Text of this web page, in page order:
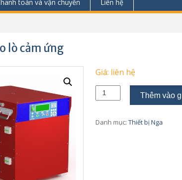
toán và vận chuyển Liên hệ
lò cảm ứng
Giá: liên hệ
biến
tần
cảm
Thêm vào
Danh mục:Thiết bị Nga